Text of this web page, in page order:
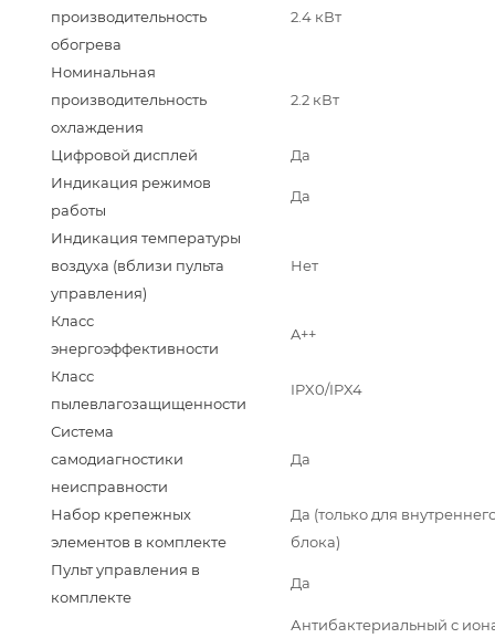
производительность
обогрева
2.4 кВт
Номинальная
производительность
охлаждения
2.2 кВт
Цифровой дисплей
Да
Индикация режимов
работы
Да
Индикация температуры
воздуха (вблизи пульта
управления)
Нет
Класс
энергоэффективности
A++
Класс
пылевлагозащищенности
IPX0/IPX4
Система
самодиагностики
неисправности
Да
Набор крепежных
элементов в комплекте
Да (только для
блока)
Пульт управления в
комплекте
Да
Антибактериальный с